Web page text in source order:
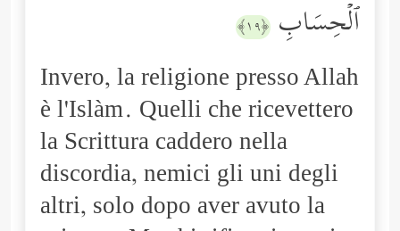
ٱلۡحِسَابِ ﴿١٩﴾
Invero, la religione presso Allah
è l'Islàm. Quelli che ricevettero
la Scrittura caddero nella
discordia, nemici gli uni degli
altri, solo dopo aver avuto la